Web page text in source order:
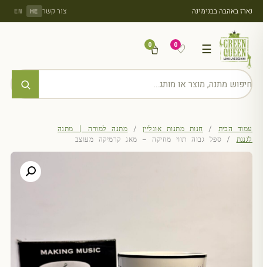
נארז באהבה בבנימינה צור קשר HE
EN
☰
♡
0
0
עמוד הבית / חנות מתנות אונליין / מתנה למורה | מתנה
לגננת / ספל גבוה תווי מוזיקה – מאג קרמיקה מעוצב